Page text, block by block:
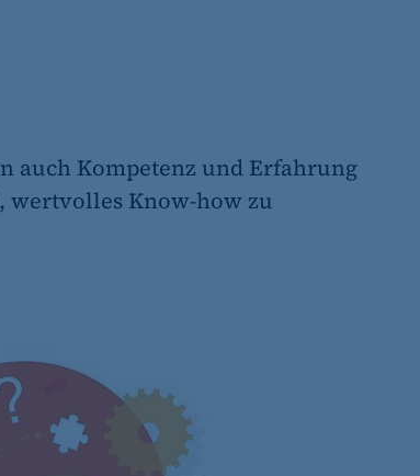
auch Kompetenz und Erfahrung
wertvolles Know-how zu